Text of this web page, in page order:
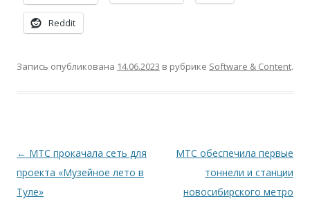
Reddit
Запись опубликована 14.06.2023 в рубрике Software & Content.
Навигация
по
записям
← МТС прокачала сеть для
проекта «Музейное лето в
Туле»
МТС обеспечила первые
тоннели и станции
новосибирского метро